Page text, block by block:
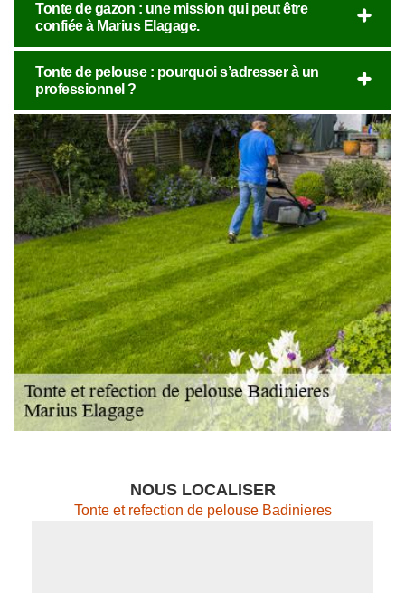
Tonte de gazon : une mission qui peut être
confiée à Marius Elagage.
Tonte de pelouse : pourquoi s’adresser à un
professionnel ?
NOUS LOCALISER
Tonte et refection de pelouse Badinieres